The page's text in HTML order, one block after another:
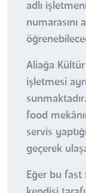
adlı
numarasını
Aliağa
işletmesi
food
servis
geçerek
Eğer bu